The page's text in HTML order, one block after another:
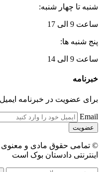
شنبه تا چهار شنبه:
ساعت 9 الی 17
پنج شنبه ها:
ساعت 9 الی 14
خبرنامه
برای عضویت در خبرنامه ایمیل
Email
© تمامی حقوق مادی و
اینترنتی دادستان بوک است